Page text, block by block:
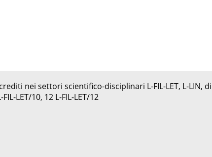
nei settori scientifico-disciplinari L-FIL-LET, L-LIN,
LET/10, 12 L-FIL-LET/12